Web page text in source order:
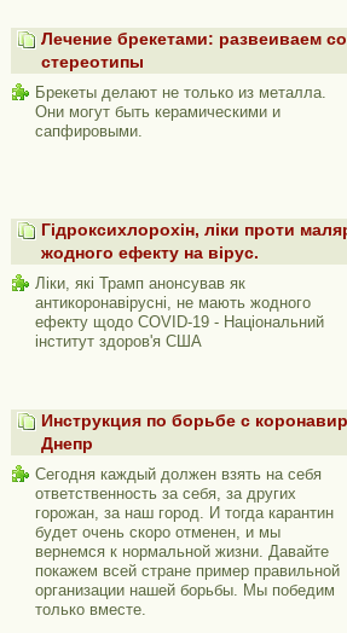
Лечение брекетами: развеиваем
стереотипы
Брекеты делают не только из металла.
Они могут быть керамическими и
сапфировыми.
Гідроксихлорохін, ліки проти
жодного ефекту на вірус.
Ліки, які Трамп анонсував як
антикоронавірусні, не мають жодного
ефекту щодо COVID-19 - Національний
інститут здоров'я США
Инструкция по борьбе с
Днепр
Сегодня каждый должен взять на себя
ответственность за себя, за других
горожан, за наш город. И тогда карантин
будет очень скоро отменен, и мы
вернемся к нормальной жизни. Давайте
покажем всей стране пример правильной
организации нашей борьбы. Мы победим
только вместе.